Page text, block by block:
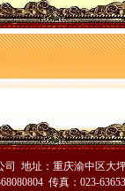
广州大
_【会计服务】
辖市重庆专利
心_志趣网
理有限
司 地址：重庆渝中区大
传真：023-